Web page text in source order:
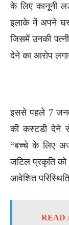
के लिए कानूनी
इलाके में अपने
जिसमें उनकी
देने का आरोप
इससे पहले 7
की कस्टडी देने
“बच्चे के लिए
जटिल प्रकृति
आवेशित
READ